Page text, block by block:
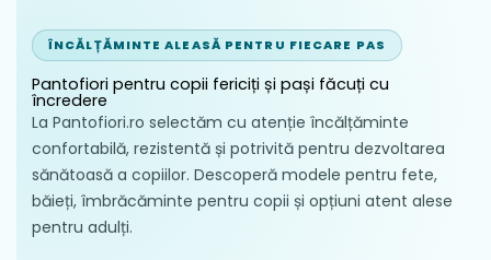
temperatura camerei, într-un mediu
umbrit, ferit de calorifere sau alte surse
directe de căldură.
Se recomandă scoaterea periodică a
branțului detașabil pentru a permite o
aerisire și o igienizare completă a
interiorului.
ÎNCĂLȚĂMINTE ALEASĂ PENTRU FIECARE PAS
Pantofiori pentru copii fericiți și pași făcuți cu
încredere
La Pantofiori.ro selectăm cu atenție încălțăminte
confortabilă, rezistentă și potrivită pentru dezvoltarea
sănătoasă a copiilor. Descoperă modele pentru fete,
băieți, îmbrăcăminte pentru copii și opțiuni atent alese
pentru adulți.